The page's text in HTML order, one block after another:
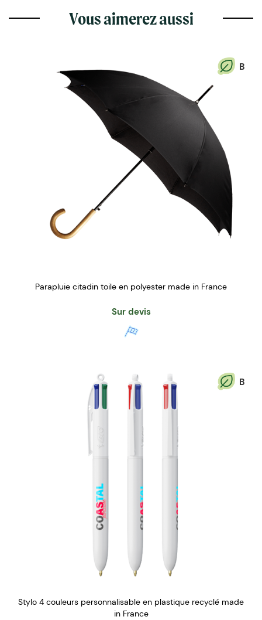
Vous aimerez aussi
B
Parapluie citadin toile en polyester made in France
Sur devis
B
Stylo 4 couleurs personnalisable en plastique recyclé made
in France